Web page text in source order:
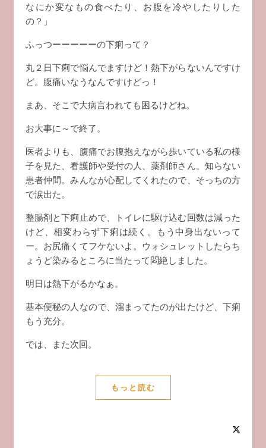
なにか変なもの食べたり、お腹を冷やしたりした
の？」
ふっつーーーーーの下痢って？
丸２日下痢で悩んでますけど！熱下がらないんですけ
ど。腹痛いなうなんですけどっ！
まあ、そこで大病言われても困るけどね。
お大事に～で終了。
医者よりも、腹痛でお腹抱えながら歩いている私の様
子を見た、看護師や受付の人、薬剤師さん。知らない
患者仲間。みんなが心配してくれたので、そっちの方
で涙出た。
整腸剤と下痢止めで、トイレに駆け込む回数は減った
けど、相変わらず下痢は続く。もう中身出ないって
ー。お尻痛くてフケないよ。ウォシュレットしたらち
ょうど染みるところに当たって悶絶しました。
明日は熱下がるかなぁ。
基本便秘の人なので、溜まってたのが出たけど、下痢
もう充分。
では、また次回。
もっと読む